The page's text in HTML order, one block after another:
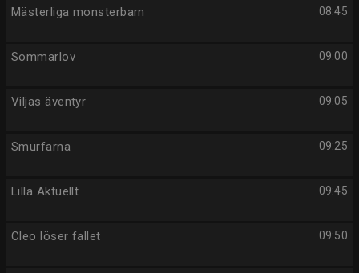
08:45
Mästerliga monsterbarn
09:00
Sommarlov
09:05
Viljas äventyr
09:25
Smurfarna
09:45
Lilla Aktuellt
09:50
Cleo löser fallet